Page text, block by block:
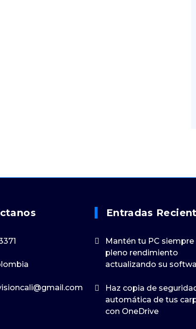
Entradas
Mantén tu PC siempre
pleno rendimiento
actualizando su
Haz copia de
automática de tus
con OneDrive